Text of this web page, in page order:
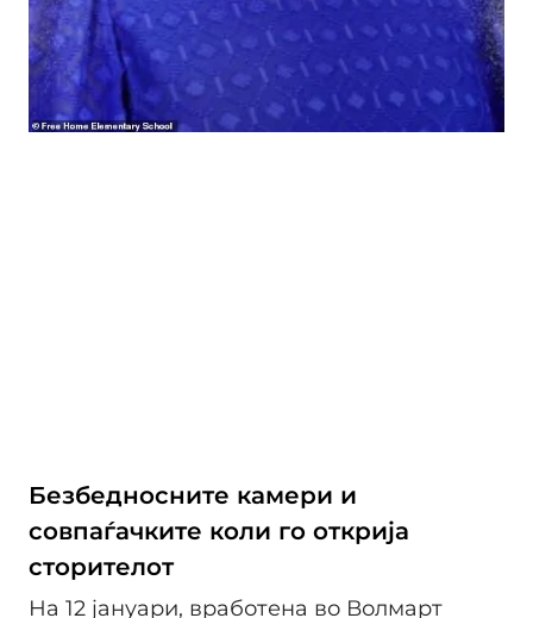
Безбедносните камери и
совпаѓачките коли го открија
сторителот
На 12 јануари, вработена во Волмарт